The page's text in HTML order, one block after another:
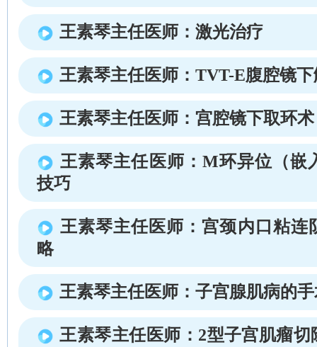
王素琴主任医师：激光治疗
王素琴主任医师：TVT-E腹腔镜
王素琴主任医师：宫腔镜下取环术
王素琴主任医师：M环异位（嵌
技巧
王素琴主任医师：宫颈内口粘连
略
王素琴主任医师：子宫腺肌病的
王素琴主任医师：2型子宫肌瘤切